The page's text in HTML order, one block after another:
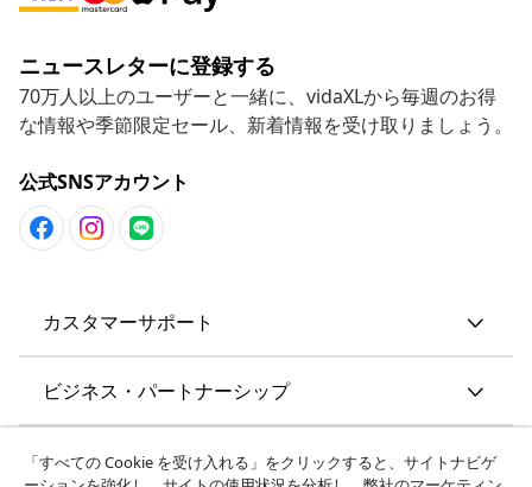
ニュースレターに登録する
70万人以上のユーザーと一緒に、vidaXLから毎週のお得
な情報や季節限定セール、新着情報を受け取りましょう。
公式SNSアカウント
カスタマーサポート
ビジネス・パートナーシップ
vidaXL
「すべての Cookie を受け入れる」をクリックすると、サイトナビゲ